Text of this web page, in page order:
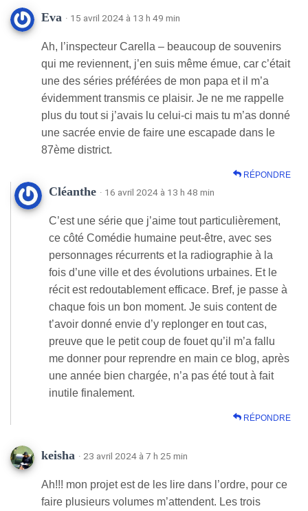
Eva · 15 avril 2024 à 13 h 49 min
Ah, l’inspecteur Carella – beaucoup de souvenirs
qui me reviennent, j’en suis même émue, car c’était
une des séries préférées de mon papa et il m’a
évidemment transmis ce plaisir. Je ne me rappelle
plus du tout si j’avais lu celui-ci mais tu m’as donné
une sacrée envie de faire une escapade dans le
87ème district.
RÉPONDRE
Cléanthe · 16 avril 2024 à 13 h 48 min
C’est une série que j’aime tout particulièrement,
ce côté Comédie humaine peut-être, avec ses
personnages récurrents et la radiographie à la
fois d’une ville et des évolutions urbaines. Et le
récit est redoutablement efficace. Bref, je passe à
chaque fois un bon moment. Je suis content de
t’avoir donné envie d’y replonger en tout cas,
preuve que le petit coup de fouet qu’il m’a fallu
me donner pour reprendre en main ce blog, après
une année bien chargée, n’a pas été tout à fait
inutile finalement.
RÉPONDRE
keisha · 23 avril 2024 à 7 h 25 min
Ah!!! mon projet est de les lire dans l’ordre, pour ce
faire plusieurs volumes m’attendent. Les trois